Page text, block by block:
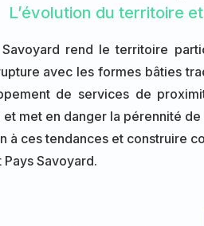
L’évolution du territoire
rend le territoire
avec les formes bâties
de services de
met en danger la pérennité de
à ces tendances et construire
Pays Savoyard.